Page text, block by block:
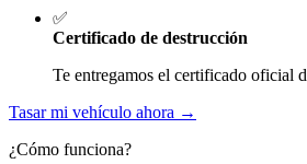
✅
Certificado de destrucción
Te entregamos el certificado oficial
Tasar mi vehículo ahora →
¿Cómo funciona?